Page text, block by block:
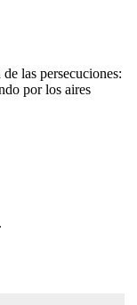
las persecuciones:
por los aires